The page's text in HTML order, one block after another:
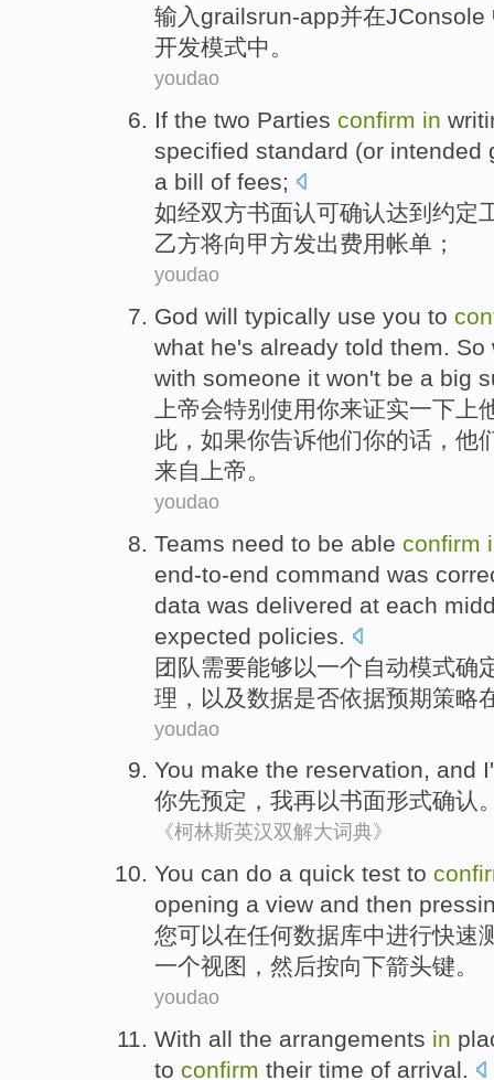
输入 grailsrun-app并在JConsole
开发模式中。
youdao
If the two Parties confirm in
specified standard (or intended
a bill of fees;
如经双方书面认可确认达到 约定
乙方将向甲方发出费用帐单 ；
youdao
God will typically use you to
what he's already told them. So
with someone it won't be a big
上帝会特别 使用你来证实一下 上
此 ， 如果你告诉他们你的话 ，他
来自
上帝。
youdao
Teams need to be able confirm
end-to-end command was
data was delivered at each
expected policies
团队 需要能够 以一个自动模式确
理 ， 以及数据是否依据预期策略
youdao
You make the reservation, and I
你先预定， 我再以书面形式确认
《柯林斯英汉双解大词典》
You can do a quick test to
opening a view and then
您可以在任何数据库中进行快速
一个视图 ， 然后按向下箭头键。
youdao
With all the arrangements in
to confirm their time of arrival.